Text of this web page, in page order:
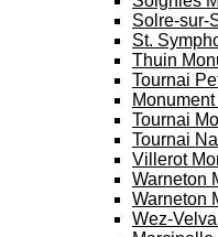
Solre-sur-
St.
Thuin
Tournai
Tournai
Tournai
Villerot
Warneton
Warneton
Wez-